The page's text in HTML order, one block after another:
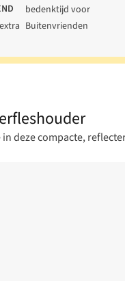
bedenktijd voor
Buitenvrienden
deze compacte,